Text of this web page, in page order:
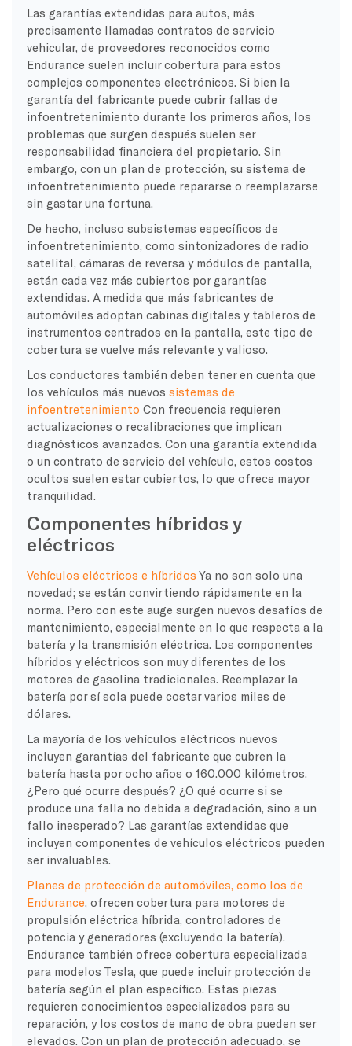
Las garantías extendidas para autos, más
precisamente llamadas contratos de servicio
vehicular, de proveedores reconocidos como
Endurance suelen incluir cobertura para estos
complejos componentes electrónicos. Si bien la
garantía del fabricante puede cubrir fallas de
infoentretenimiento durante los primeros años, los
problemas que surgen después suelen ser
responsabilidad financiera del propietario. Sin
embargo, con un plan de protección, su sistema de
infoentretenimiento puede repararse o reemplazarse
sin gastar una fortuna.
De hecho, incluso subsistemas específicos de
infoentretenimiento, como sintonizadores de radio
satelital, cámaras de reversa y módulos de pantalla,
están cada vez más cubiertos por garantías
extendidas. A medida que más fabricantes de
automóviles adoptan cabinas digitales y tableros de
instrumentos centrados en la pantalla, este tipo de
cobertura se vuelve más relevante y valioso.
Los conductores también deben tener en cuenta que
los vehículos más nuevos sistemas de
infoentretenimiento Con frecuencia requieren
actualizaciones o recalibraciones que implican
diagnósticos avanzados. Con una garantía extendida
o un contrato de servicio del vehículo, estos costos
ocultos suelen estar cubiertos, lo que ofrece mayor
tranquilidad.
Componentes híbridos y
eléctricos
Vehículos eléctricos e híbridos Ya no son solo una
novedad; se están convirtiendo rápidamente en la
norma. Pero con este auge surgen nuevos desafíos de
mantenimiento, especialmente en lo que respecta a la
batería y la transmisión eléctrica. Los componentes
híbridos y eléctricos son muy diferentes de los
motores de gasolina tradicionales. Reemplazar la
batería por sí sola puede costar varios miles de
dólares.
La mayoría de los vehículos eléctricos nuevos
incluyen garantías del fabricante que cubren la
batería hasta por ocho años o 160.000 kilómetros.
¿Pero qué ocurre después? ¿O qué ocurre si se
produce una falla no debida a degradación, sino a un
fallo inesperado? Las garantías extendidas que
incluyen componentes de vehículos eléctricos pueden
ser invaluables.
Planes de protección de automóviles, como los de
Endurance , ofrecen cobertura para motores de
propulsión eléctrica híbrida, controladores de
potencia y generadores (excluyendo la batería).
Endurance también ofrece cobertura especializada
para modelos Tesla, que puede incluir protección de
batería según el plan específico. Estas piezas
requieren conocimientos especializados para su
reparación, y los costos de mano de obra pueden ser
elevados. Con un plan de protección adecuado, se